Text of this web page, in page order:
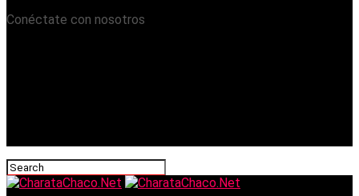
Conéctate con nosotros